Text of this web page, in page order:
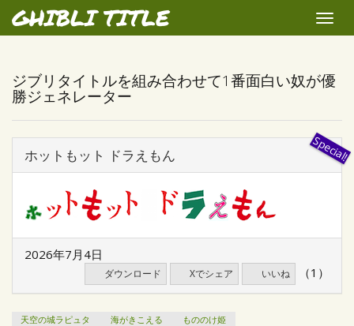
GHIBLI TITLE
Toggle
ジブリタイトルを組み合わせて1番面白い奴が優
勝ジェネレーター
ホットもット ドラえもん
2026年7月4日
ダウンロード Xでシェア いいね （1）
天空の城ラピュタ 海がきこえる
もののけ姫